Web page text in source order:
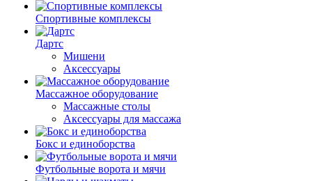
Спортивные комплексы
Дартс
Мишени
Аксессуары
Массажное оборудование
Массажные столы
Аксессуары для массажа
Бокс и единоборства
Футбольные ворота и мячи